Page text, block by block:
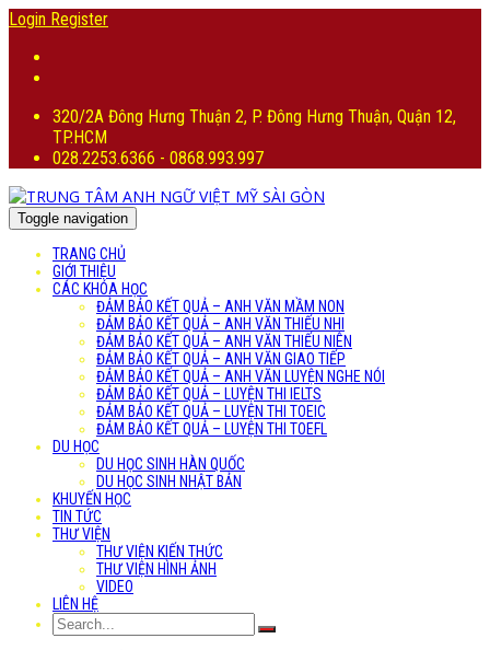
Login Register
320/2A Đông Hưng Thuận 2, P. Đông Hưng Thuận, Quận 12,
TP.HCM
028.2253.6366 - 0868.993.997
Toggle navigation
TRANG CHỦ
GIỚI THIỆU
CÁC KHÓA HỌC
ĐẢM BẢO KẾT QUẢ – ANH VĂN MẦM NON
ĐẢM BẢO KẾT QUẢ – ANH VĂN THIẾU NHI
ĐẢM BẢO KẾT QUẢ – ANH VĂN THIẾU NIÊN
ĐẢM BẢO KẾT QUẢ – ANH VĂN GIAO TIẾP
ĐẢM BẢO KẾT QUẢ – ANH VĂN LUYỆN NGHE NÓI
ĐẢM BẢO KẾT QUẢ – LUYỆN THI IELTS
ĐẢM BẢO KẾT QUẢ – LUYỆN THI TOEIC
ĐẢM BẢO KẾT QUẢ – LUYỆN THI TOEFL
DU HỌC
DU HỌC SINH HÀN QUỐC
DU HỌC SINH NHẬT BẢN
KHUYẾN HỌC
TIN TỨC
THƯ VIỆN
THƯ VIỆN KIẾN THỨC
THƯ VIỆN HÌNH ẢNH
VIDEO
LIÊN HỆ